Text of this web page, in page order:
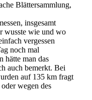
Blättersammlung,
insgesamt
wusste wie und wo
vergessen
noch mal
hätte man das
auch bemerkt. Bei
auf 135 km fragt
wegen des